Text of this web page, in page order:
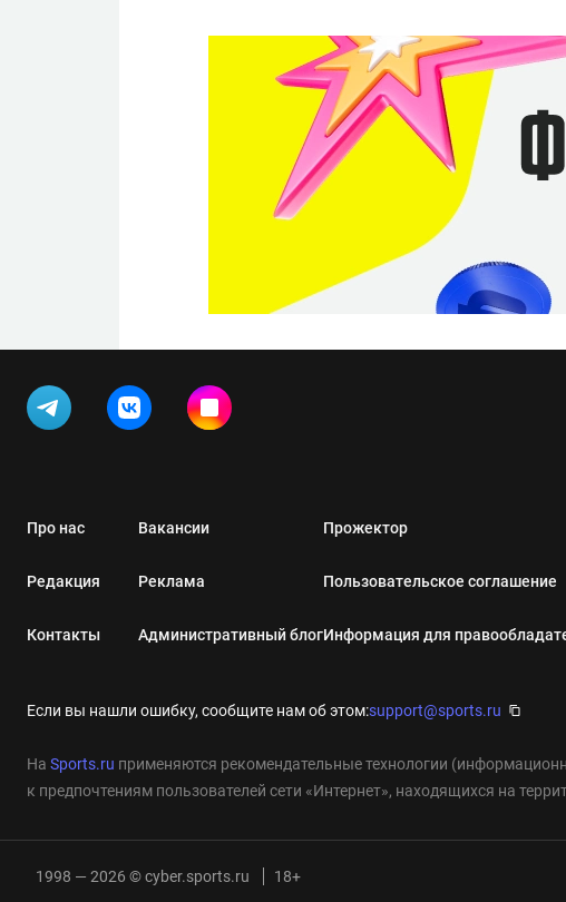
Про нас
Редакция
Контакты
Вакансии
Реклама
Административный блог
Прожектор
Пользовательское соглашение
Информация для
Если вы нашли ошибку, сообщите нам об этом:support@sports.ru
На Sports.ru применяются рекомендательные технологии
к предпочтениям пользователей сети «Интернет», находящихся на
1998 — 2026 © cyber.sports.ru 18+